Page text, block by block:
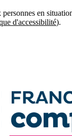
en
d'accessibilité).